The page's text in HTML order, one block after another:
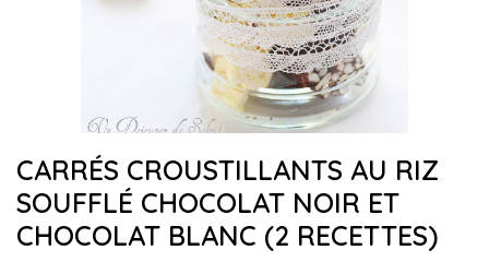
CARRÉS CROUSTILLANTS AU RIZ
SOUFFLÉ CHOCOLAT NOIR ET
CHOCOLAT BLANC (2 RECETTES)